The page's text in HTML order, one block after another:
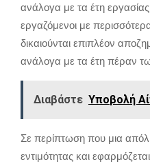
ανάλογα με τα έτη
εργαζόμενοι με
δικαιούνται επιπλέον
ανάλογα με τα έτη πέραν
Διαβάστε Υποβολή
Σε περίπτωση που μια
εντιμότητας και